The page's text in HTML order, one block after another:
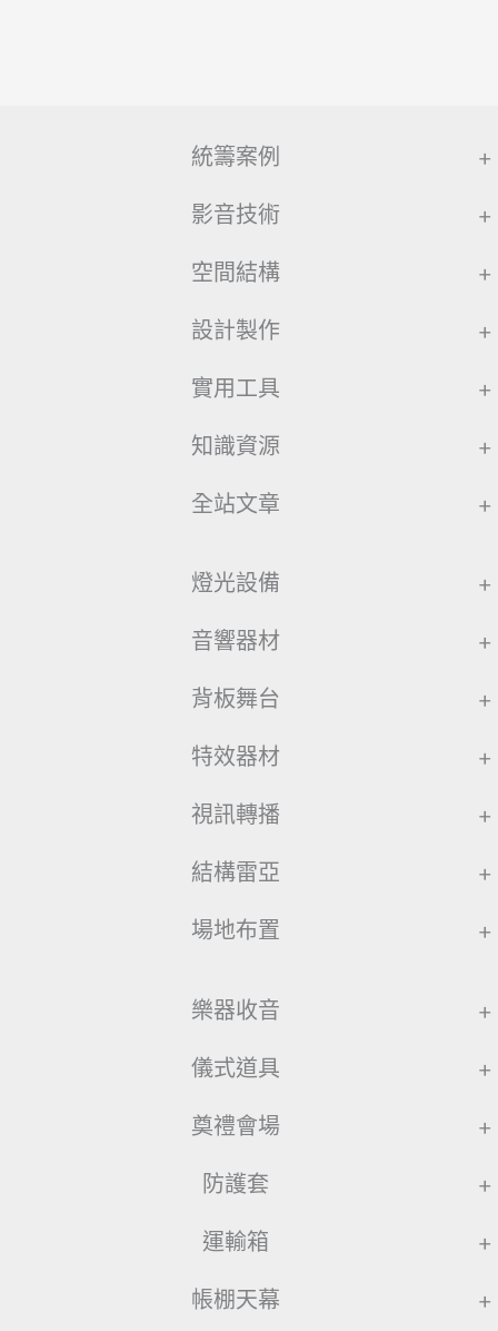
統籌案例 +
影音技術 +
空間結構 +
設計製作 +
實用工具 +
知識資源 +
全站文章 +
燈光設備 +
音響器材 +
背板舞台 +
特效器材 +
視訊轉播 +
結構雷亞 +
場地布置 +
樂器收音 +
儀式道具 +
奠禮會場 +
防護套 +
運輸箱 +
帳棚天幕 +